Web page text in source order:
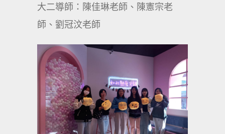
大二導師：陳佳琳老師、陳憲宗老
師、劉冠汶老師